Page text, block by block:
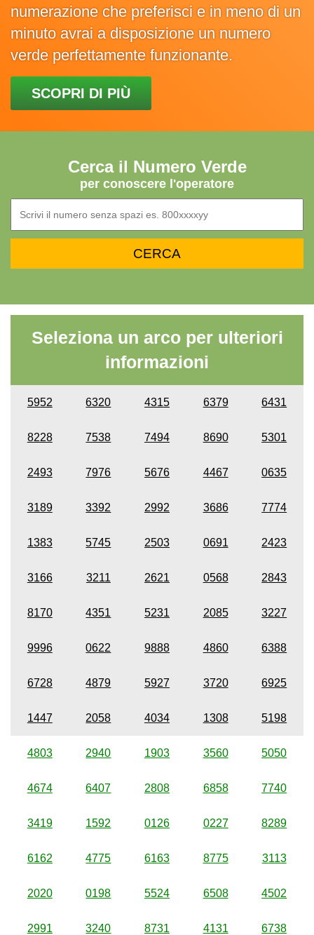
numerazione che preferisci e in meno di un
minuto avrai a disposizione un numero
verde perfettamente funzionante.
SCOPRI DI PIÙ
Cerca il Numero Verde
per conoscere l'operatore
Seleziona un arco per ulteriori
informazioni
5952 6320 4315 6379 6431
8228 7538 7494 8690 5301
2493 7976 5676 4467 0635
3189 3392 2992 3686 7774
1383 5745 2503 0691 2423
3166 3211 2621 0568 2843
8170 4351 5231 2085 3227
9996 0622 9888 4860 6388
6728 4879 5927 3720 6925
1447 2058 4034 1308 5198
4803 2940 1903 3560 5050
4674 6407 2808 6858 7740
3419 1592 0126 0227 8289
6162 4775 6163 8775 3113
2020 0198 5524 6508 4502
2991 3240 8731 4131 6738